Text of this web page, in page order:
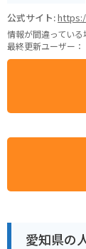
公式サイト:
情報が間違っている
最終更新ユーザー：
愛知県の